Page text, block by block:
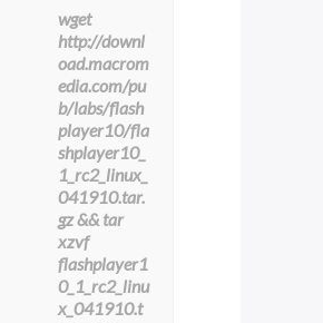
wget
http://downl
oad.macrom
edia.com/pu
b/labs/flash
player10/fla
shplayer10_
1_rc2_linux_
041910.tar.
gz && tar
xzvf
flashplayer1
0_1_rc2_linu
x_041910.t